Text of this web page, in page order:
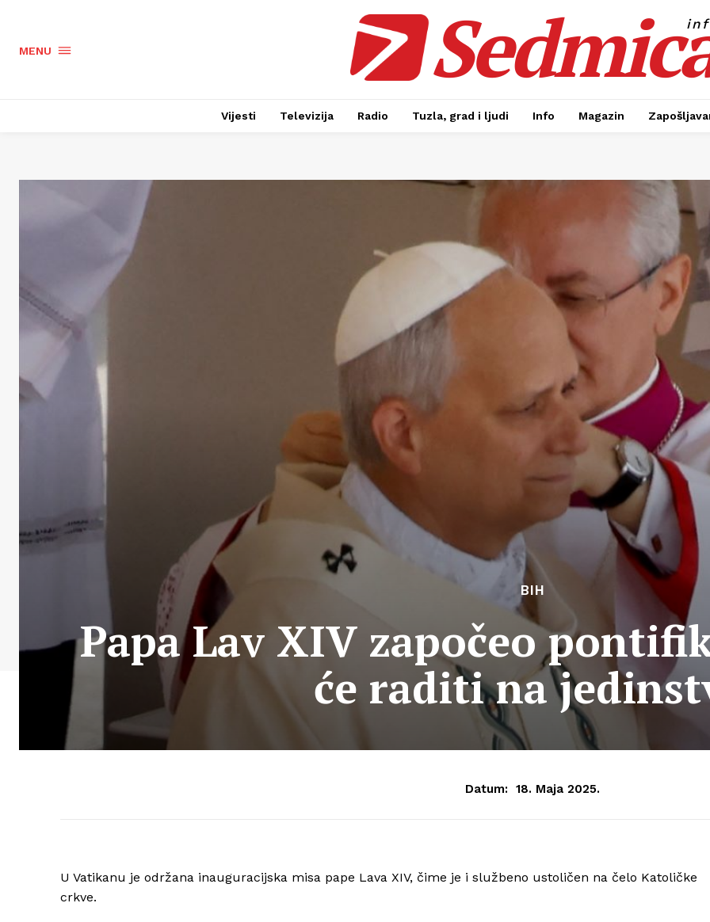
MENU
Vijesti Televizija Radio Tuzla, grad i ljudi Info Magazin
BIH
Papa Lav XIV započeo
će raditi na
Datum: 18. Maja 2025.
U Vatikanu je održana inauguracijska misa pape Lava XIV, čime je i službeno ustoličen na čelo Katoličke
crkve.